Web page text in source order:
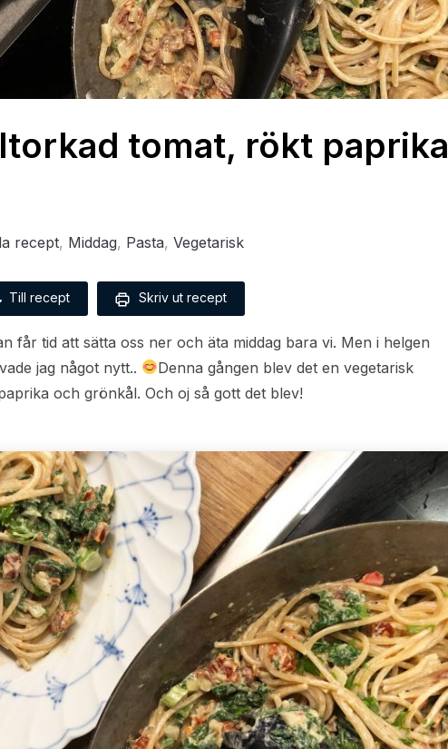
tomat, rökt paprika
recept, Middag, Pasta, Vegetarisk
Till recept Skriv ut recept
får tid att sätta oss ner och äta middag bara vi. Men i helgen
jag något nytt..
Denna gången blev det en vegetarisk
och grönkål. Och oj så gott det blev!